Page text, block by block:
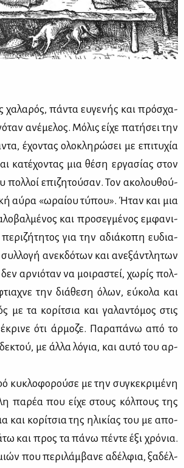
χα­λα­ρός, πά­ντα ευ­γε­νής και πρό­σχα­
ανέ­με­λος. Μό­λις εί­χε πα­τή­σει την
έχο­ντας ολο­κλη­ρώ­σει με επι­τυ­χία
κα­τέ­χο­ντας μια θέ­ση ερ­γα­σί­ας στον
πολ­λοί επι­ζη­τού­σαν. Τον ακο­λου­θού­
αύ­ρα «ωραί­ου τύ­που». Ήταν και μια
και προ­σεγ­μέ­νος εμ­φα­νι­
για την αδιά­κο­πη ευ­δια­
συλ­λο­γή ανεκ­δό­των και ανε­ξά­ντλη­των
αρ­νιό­ταν να μοι­ρα­στεί, χω­ρίς πολ­
την διά­θε­ση όλων, εύ­κο­λα και
με τα κο­ρί­τσια και γα­λα­ντό­μος στις
ότι άρ­μο­ζε. Πα­ρα­πά­νω από το
με άλ­λα λό­για, και αυ­τό του αρ­
κυ­κλο­φο­ρού­σε με την συ­γκε­κρι­μέ­νη
πα­ρέα που εί­χε στους κόλ­πους της
και κο­ρί­τσια της ηλι­κί­ας του με απο­
και προς τα πά­νω πέ­ντε έξι χρό­νια.
που πε­ρι­λάμ­βα­νε αδέλ­φια, ξα­δέλ­